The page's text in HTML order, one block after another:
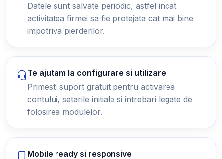
Datele sunt salvate periodic, astfel incat
activitatea firmei sa fie protejata cat mai bine
impotriva pierderilor.
Te ajutam la configurare si utilizare
Primesti suport gratuit pentru activarea
contului, setarile initiale si intrebari legate de
folosirea modulelor.
Mobile ready si responsive